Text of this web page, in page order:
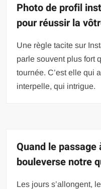
Photo de profil
pour réussir la
Une règle tacite sur
parle souvent plus fort
tournée. C’est elle qui
interpelle, qui intrigue.
Quand le passage
bouleverse notre
Les jours s’allongent,